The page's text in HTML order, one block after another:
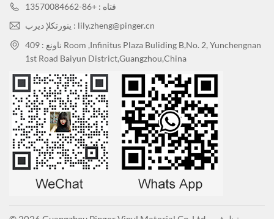
فتاه : +86-13570084662
ينورتكلإ ديرب : lily.zheng@pinger.cn
ناونع : 409 Room ,Infinitus Plaza Buliding B,No. 2, Yunchengnan
1st Road Baiyun District,Guangzhou,China